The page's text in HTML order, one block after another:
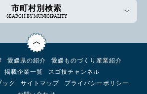
市町村別検索
SEARCH BY MUNICIPALITY
愛媛県の紹介
愛媛ものづくり産業紹介
掲載企業一覧
スゴ技チャンネル
ック
サイトマップ
プライバシーポリシー